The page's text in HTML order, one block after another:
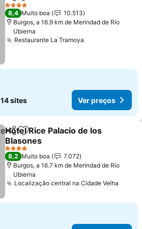
4 Estrelas
8,4 Muito boa
10.513
Burgos, a 16.9 km de Merindad de Río
Ubierna
Restaurante La Tramoya
14 sites Ver preços
PartilharAdicionar aos favoritos
Hotel Rice Palacio de los
Blasones
Ver preços
4 Estrelas
8,2 Muito boa
7.072
Burgos, a 16.7 km de Merindad de Río
Ubierna
Localização central na Cidade Velha